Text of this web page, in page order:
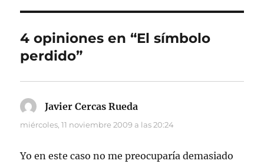
4 opiniones en “El símbolo
perdido”
Javier Cercas Rueda
miércoles, 11 noviembre 2009 a las 20:24
Yo en este caso no me preocuparía demasiado